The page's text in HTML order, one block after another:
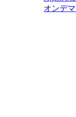
オンデ